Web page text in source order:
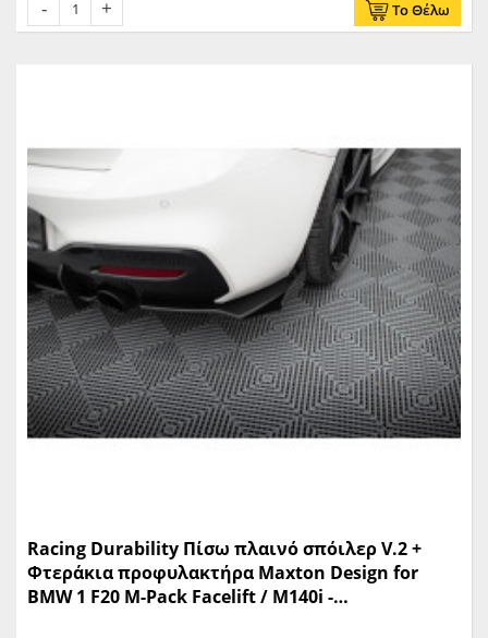
Το Θέλω
Racing Durability Πίσω πλαινό σπόιλερ V.2 +
Φτεράκια προφυλακτήρα Maxton Design for
BMW 1 F20 M-Pack Facelift / M140i -